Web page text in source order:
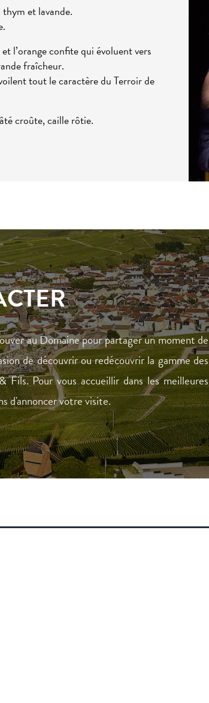
thym et lavande.
l’orange confite qui évoluent vers
fraîcheur.
tout le caractère du Terroir de
croûte, caille rôtie.
au Domaine pour partager un moment de
de découvrir ou redécouvrir la gamme des
Fils. Pour vous accueillir dans les meilleures
d'annoncer votre visite.